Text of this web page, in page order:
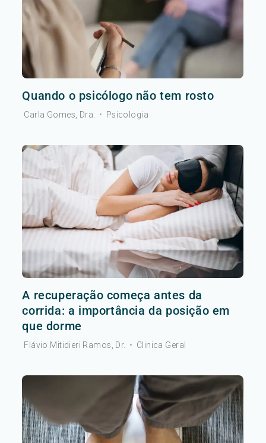
Quando o psicólogo não tem rosto
Carla Gomes, Dra. • Psicologia
A recuperação começa antes da
corrida: a importância da posição em
que dorme
Flávio Mitidieri Ramos, Dr. • Clinica Geral